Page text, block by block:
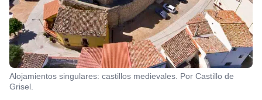
Alojamientos singulares: castillos medievales. Por Castillo de
Grisel.